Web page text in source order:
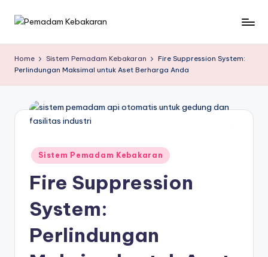
Skip
e
m
d
dan
Home Sistem Pemadam Kebakaran
Fire Suppression System:
Perlindungan Maksimal untuk Aset Berharga Anda
Posted
in
Sistem Pemadam Kebakaran
Fire Suppression
System:
Perlindungan